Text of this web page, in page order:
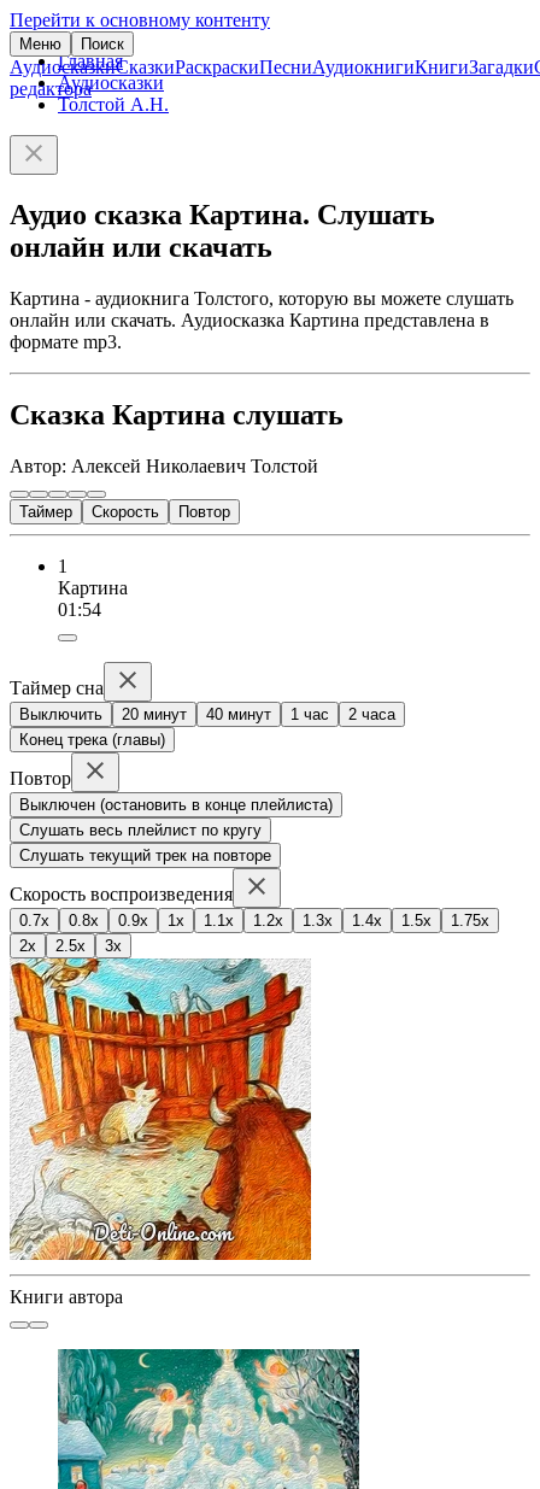
Перейти к основному контенту
Меню Поиск
АудиосказкиСказкиРаскраскиПесниАудиокнигиКнигиЗагадки
редактора
Главная
Аудиосказки
Толстой А.Н.
Аудио сказка Картина. Слушать
онлайн или скачать
Картина - аудиокнига Толстого, которую вы можете слушать
онлайн или скачать. Аудиосказка Картина представлена в
формате mp3.
Сказка Картина слушать
Автор: Алексей Николаевич Толстой
Таймер Скорость Повтор
1
Картина
01:54
Таймер сна
Выключить 20 минут 40 минут 1 час
2 часа
Конец трека (главы)
Повтор
Выключен (остановить в конце плейлиста)
Слушать весь плейлист по кругу
Слушать текущий трек на повторе
Скорость воспроизведения
0.7x 0.8x 0.9x 1x 1.1x 1.2x 1.3x 1.4x 1.5x
1.75x
2x
2.5x 3x
Книги автора